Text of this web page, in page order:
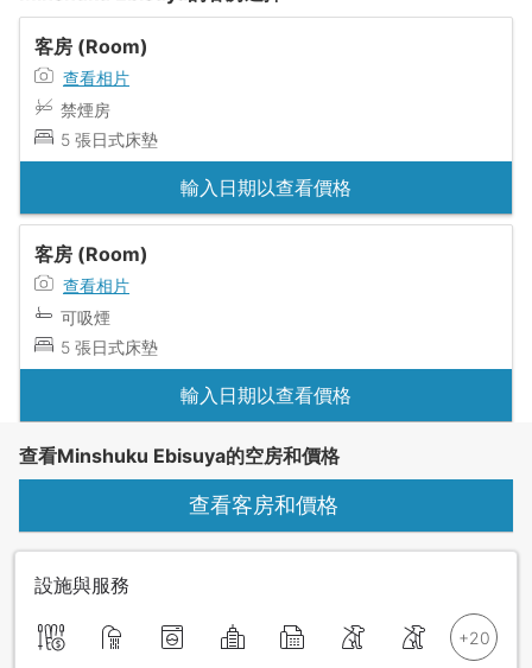
客房 (Room)
查看相片
禁煙房
5 張日式床墊
輸入日期以查看價格
客房 (Room)
查看相片
可吸煙
5 張日式床墊
輸入日期以查看價格
查看Minshuku Ebisuya的空房和價格
查看客房和價格
設施與服務